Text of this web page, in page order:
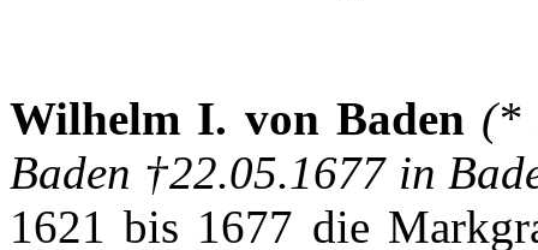
Wilhelm I. von Baden (*
Baden †22.05.1677 in
1621bis 1677 die